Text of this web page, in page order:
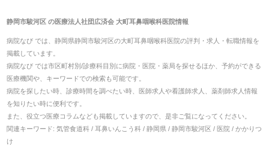
静岡市駿河区の医療法人社団広済会 大町耳鼻咽喉科医院情報
病院なび では、 静岡県静岡市駿河区の大町耳鼻咽喉科医院の評判・求人・転職情報を
掲載しています。
病院なび では市区町村別/診療科目別に病院・医院・薬局を探せるほか、予約ができる
医療機関や、キーワードでの検索も可能です。
病院を探したい時、診療時間を調べたい時、医師求人や看護師求人、薬剤師求人情報
を知りたい時に便利です。
また、役立つ医療コラムなども掲載していますので、是非ご覧になってください。
関連キーワード: 気管食道科 / 耳鼻いんこう科 / 静岡県 / 静岡市駿河区 / 医院 / かかりつ
け